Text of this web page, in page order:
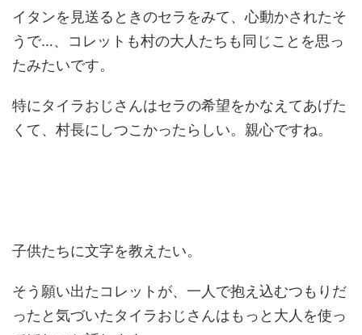
イタンを見送るときのセラをみて、心動かされたそ
うで…、コレットも村の大人たちも同じことを思っ
たみたいです。
特にタイラおじさんはセラの希望をかなえてあげた
くて、村長にしつこかったらしい。親心ですね。
子供たちに文字を教えたい。
そう願い出たコレットが、一人で抱え込むつもりだ
ったと気づいたタイラおじさんはもっと大人を使っ